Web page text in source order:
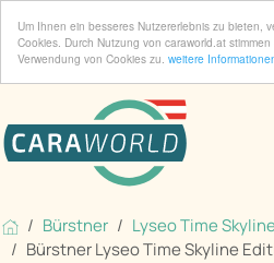
Um Ihnen ein besseres Nutzererlebnis zu bieten,
Cookies. Durch Nutzung von caraworld.at
Verwendung von Cookies zu. weitere
Bürstner
Lyseo Time Skyline
Bürstner Lyseo Time Skyline